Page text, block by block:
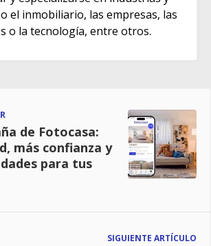
el inmobiliario, las empresas, las
o la tecnología, entre otros.
de Fotocasa:
más confianza y
para tus
SIGUIENTE ARTÍCULO